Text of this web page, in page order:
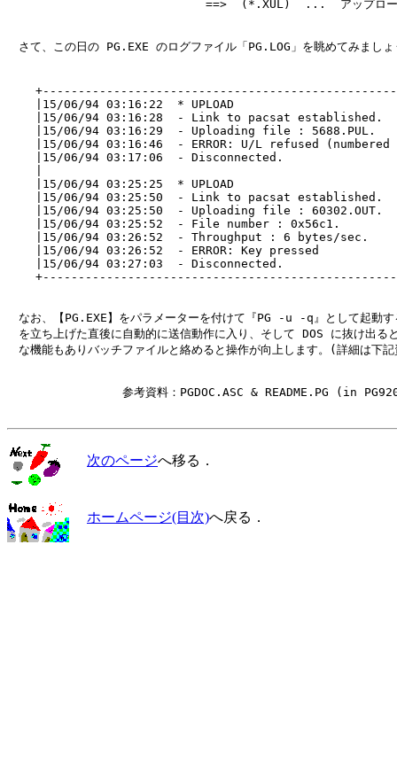
==>  (*.XUL)  ...  アップロー
さて、この日の PG.EXE のログファイル「PG.LOG」を眺めてみましょ
|15/06/94 03:16:22  * UPLOAD
|15/06/94 03:16:28  - Link to pacsat established.
|15/06/94 03:16:29  - Uploading file : 5688.PUL.
|15/06/94 03:16:46  - ERROR: U/L refused (numbered
|15/06/94 03:17:06  - Disconnected.
|15/06/94 03:25:25  * UPLOAD
|15/06/94 03:25:50  - Link to pacsat established.
|15/06/94 03:25:50  - Uploading file : 60302.OUT.
|15/06/94 03:25:52  - File number : 0x56c1.
|15/06/94 03:26:52  - Throughput : 6 bytes/sec.
|15/06/94 03:26:52  - ERROR: Key pressed
|15/06/94 03:27:03  - Disconnected.
なお、【PG.EXE】をパラメーターを付けて『PG -u -q』として起動す
を立ち上げた直後に自動的に送信動作に入り、そして DOS に抜け出る
な機能もありバッチファイルと絡めると操作が向上します。(詳細は下
参考資料：PGDOC.ASC & README.PG (in
次のページへ移る．
ホームページ(目次)へ戻る．